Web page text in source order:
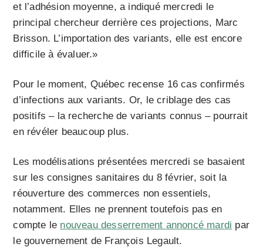
et l’adhésion moyenne, a indiqué mercredi le
principal chercheur derrière ces projections, Marc
Brisson. L’importation des variants, elle est encore
difficile à évaluer.»
Pour le moment, Québec recense 16 cas confirmés
d’infections aux variants. Or, le criblage des cas
positifs – la recherche de variants connus – pourrait
en révéler beaucoup plus.
Les modélisations présentées mercredi se basaient
sur les consignes sanitaires du 8 février, soit la
réouverture des commerces non essentiels,
notamment. Elles ne prennent toutefois pas en
compte le nouveau desserrement annoncé mardi par
le gouvernement de François Legault.